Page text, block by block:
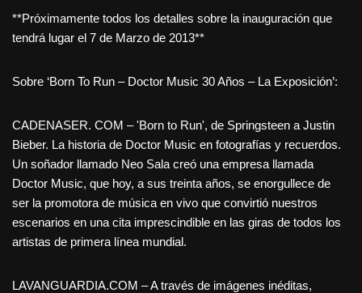
**Próximamente todos los detalles sobre la inauguración que
tendrá lugar el 7 de Marzo de 2013**
Sobre ‘Born To Run – Doctor Music 30 Años – La Exposición’:
CADENASER. COM – 'Born to Run', de Springsteen a Justin
Bieber. La historia de Doctor Music en fotografías y recuerdos.
Un soñador llamado Neo Sala creó una empresa llamada
Doctor Music, que hoy, a sus treinta años, se enorgullece de
ser la promotora de música en vivo que convirtió nuestros
escenarios en una cita imprescindible en las giras de todos los
artistas de primera línea mundial.
LAVANGUARDIA.COM – A través de imágenes inéditas,